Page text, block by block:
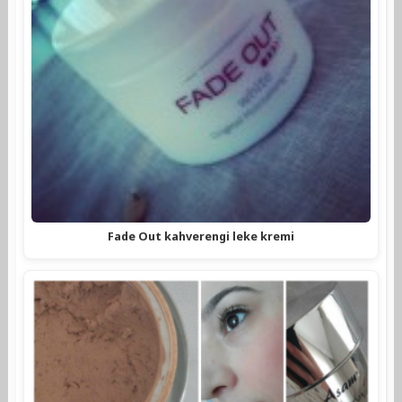
Fade Out kahverengi leke kremi